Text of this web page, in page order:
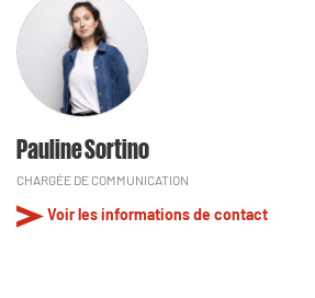
Pauline Sortino
CHARGÉE DE COMMUNICATION
Voir les informations de contact